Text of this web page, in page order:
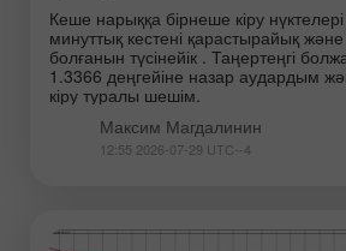
Кеше нарыққа бірнеше кіру
минуттық кестені қарастырайық
болғанын түсінейік . Таңертеңгі
1.3366 деңгейіне назар аудардым
кіру туралы шешім.
Максим Магдалинин
12:55 2026-07-29 UTC--4